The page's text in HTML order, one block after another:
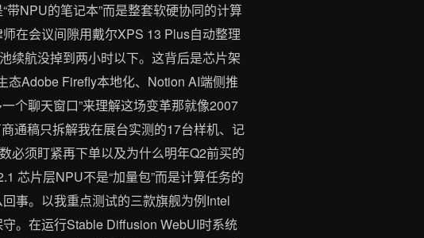
NPU的笔记本”而是整套软硬协同的计算
在会议间隙用戴尔XPS 13 Plus自动整理
续航没掉到两小时以下。这背后是芯片架
Adobe Firefly本地化、Notion AI端侧推
个聊天窗口”来理解这场变革那就像2007
通稿只拆解我在展台实测的17台样机、记
必须盯紧再下单以及为什么明年Q2前买的
芯片层NPU不是“加量包”而是计算任务的
事。以我重点测试的三款旗舰为例Intel
。在运行Stable Diffusion WebUI时系统